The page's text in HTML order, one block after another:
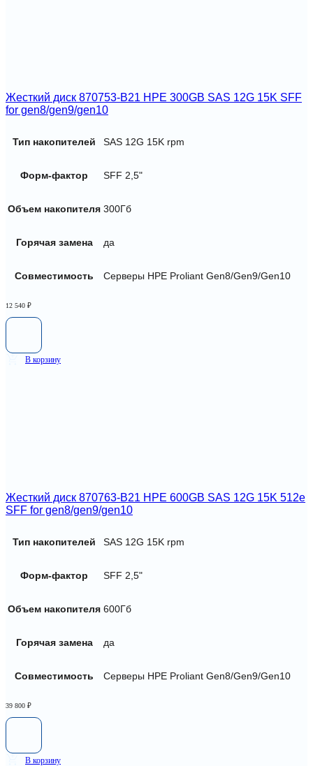
Жесткий диск 870753-B21 HPE 300GB SAS 12G 15K SFF
for gen8/gen9/gen10
Тип накопителей SAS 12G 15K rpm
Форм-фактор SFF 2,5"
Объем накопителя 300Гб
Горячая замена да
Совместимость Серверы HPE Proliant Gen8/Gen9/Gen10
12 540 ₽
В корзину
Жесткий диск 870763-B21 HPE 600GB SAS 12G 15K 512e
SFF for gen8/gen9/gen10
Тип накопителей SAS 12G 15K rpm
Форм-фактор SFF 2,5"
Объем накопителя 600Гб
Горячая замена да
Совместимость Серверы HPE Proliant Gen8/Gen9/Gen10
39 800 ₽
В корзину